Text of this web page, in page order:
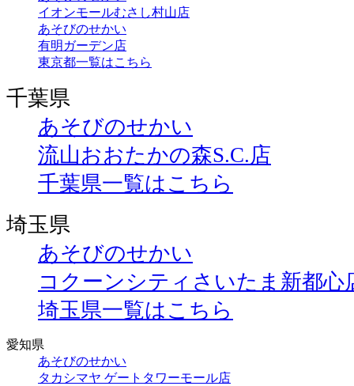
イオンモールむさし村山店
あそびのせかい
有明ガーデン店
東京都一覧はこちら
千葉県
あそびのせかい
流山おおたかの森S.C.店
千葉県一覧はこちら
埼玉県
あそびのせかい
コクーンシティさいたま新都心
埼玉県一覧はこちら
愛知県
あそびのせかい
タカシマヤ ゲートタワーモール店